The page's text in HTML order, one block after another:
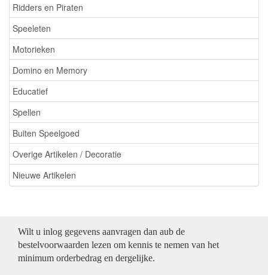
Ridders en Piraten
Speeleten
Motorieken
Domino en Memory
Educatief
Spellen
Buiten Speelgoed
Overige Artikelen / Decoratie
Nieuwe Artikelen
Wilt u inlog gegevens aanvragen dan aub de
bestelvoorwaarden lezen om kennis te nemen van het
minimum orderbedrag en dergelijke.